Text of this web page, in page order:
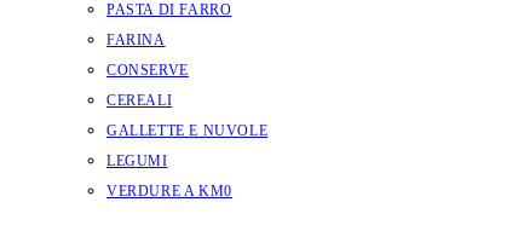
PASTA DI FARRO
FARINA
CONSERVE
CEREALI
GALLETTE E NUVOLE
LEGUMI
VERDURE A KM0